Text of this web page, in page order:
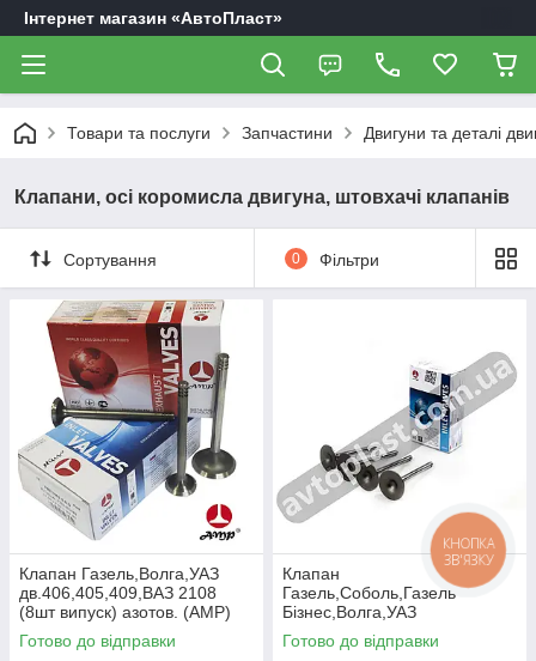
Інтернет магазин «АвтоПласт»
Товари та послуги Запчастини Двигуни та деталі
Клапани, осі коромисла двигуна, штовхачі клапанів
Сортування 0 Фільтри
Клапан Газель,Волга,УАЗ
дв.406,405,409,ВАЗ 2108
(8шт випуск) азотов. (AMP)
406.1007010-01
Готово до відправки
Клапан
Газель,Соболь,Газель
Бiзнес,Волга,УАЗ
дв.402,4215,4216 (4шт
впускн.) (AMP) 402.1007010
Готово до відправки
КНОПКА
ЗВ'ЯЗКУ